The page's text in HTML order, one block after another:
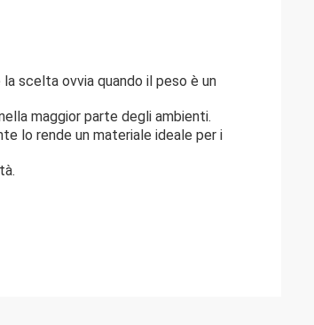
scelta ovvia quando il peso è un
maggior parte degli ambienti.
lo rende un materiale ideale per i